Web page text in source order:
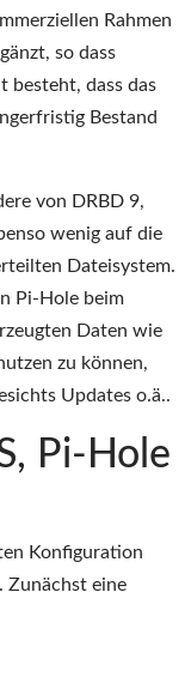
Rahmen
so dass
besteht, dass das
Bestand
von DRBD 9,
wenig auf die
Dateisystem.
Pi-Hole beim
Daten wie
zu können,
Updates o.ä..
Pi-Hole
Konfiguration
Zunächst eine